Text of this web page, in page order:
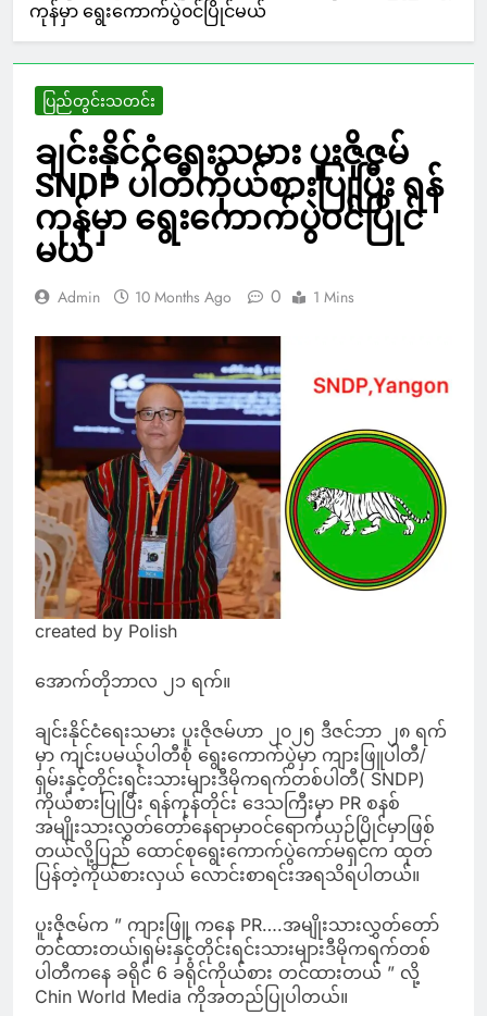
ကုန်မှာ ရွေးကောက်ပွဲ၀င်ပြိုင်မယ်
ပြည်တွင်းသတင်း
ချင်းနိုင်ငံရေးသမား ပူးဇိုဇမ်
SNDP ပါတီကိုယ်စားပြုပြီး ရန်
ကုန်မှာ ရွေးကောက်ပွဲ၀င်ပြိုင်
မယ်
Admin 10 Months Ago 0 1 Mins
created by Polish
အောက်တိုဘာလ ၂၁ ရက်။
ချင်းနိုင်ငံရေးသမား ပူးဇိုဇမ်ဟာ ၂၀၂၅ ဒီဇင်ဘာ ၂၈ ရက်
မှာ ကျင်းပမယ့်ပါတီစုံ ရွေးကောက်ပွဲမှာ ကျားဖြူပါတီ/
ရှမ်းနှင့်တိုင်းရင်းသားများဒီမိုကရက်တစ်ပါတီ( SNDP)
ကိုယ်စားပြုပြီး ရန်ကုန်တိုင်း ဒေသကြီးမှာ PR စနစ်
အမျိုးသားလွှတ်တော်နေရာမှာဝင်ရောက်ယှဉ်ပြိုင်မှာဖြစ်
တယ်လို့ပြည် ထောင်စုရွေးကောက်ပွဲကော်မရှင်က ထုတ်
ပြန်တဲ့ကိုယ်စားလှယ် လောင်းစာရင်းအရသိရပါတယ်။
ပူးဇိုဇမ်က ” ကျားဖြူ ကနေ PR….အမျိုးသားလွှတ်တော်
တင်ထားတယ်၊ရှမ်းနှင့်တိုင်းရင်းသားများဒီမိုကရက်တစ်
ပါတီကနေ ခရိုင် 6 ခရိုင်ကိုယ်စား တင်ထားတယ် ” လို့
Chin World Media ကိုအတည်ပြုပါတယ်။